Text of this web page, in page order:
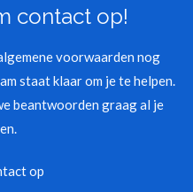
contact op!
voorwaarden nog
staat klaar om je te helpen.
beantwoorden graag al je
op